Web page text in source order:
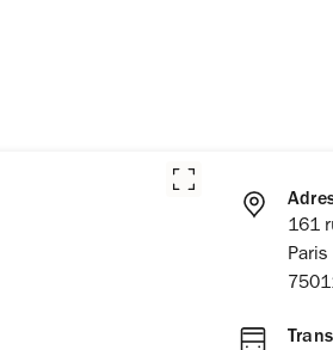
161
Paris